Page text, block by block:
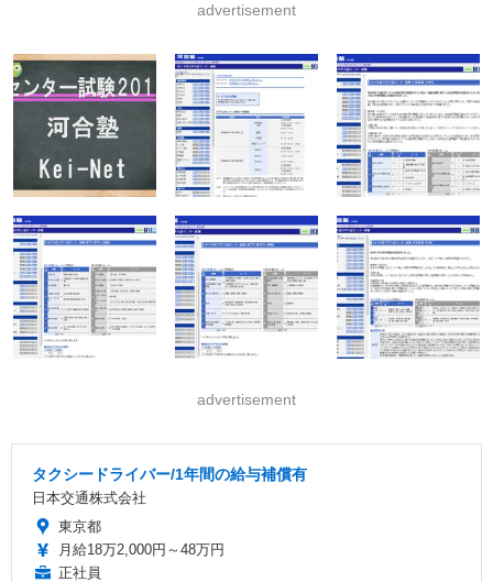
advertisement
advertisement
タクシードライバー/1年間の給与補償有
日本交通株式会社
東京都
月給18万2,000円～48万円
正社員